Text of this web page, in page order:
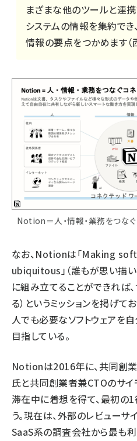
まざまな他のツールと連
システムの情報を集約で
情報の要点をつかめます（
Notion＝人・情報・業務をつなぐ
なお、Notionは「Making
ubiquitous」（誰もが思い描
に組み立てることができれば
る）というミッションを掲げて
人でも必要なソフトウェアを
目指している。
Notionは2016年に、共同創業
氏と共同創業者兼CTOのサイ
滞在中に着想を得て、最初の
う。現在は、外部のレビューサ
SaaS系の調査会社から最も